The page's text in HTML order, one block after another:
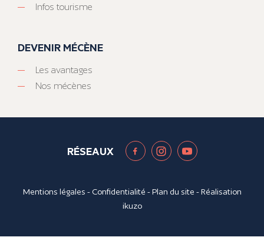
Infos tourisme
DEVENIR MÉCÈNE
Les avantages
Nos mécènes
RÉSEAUX
Mentions légales - Confidentialité -Plan du site - Réalisation
ikuzo